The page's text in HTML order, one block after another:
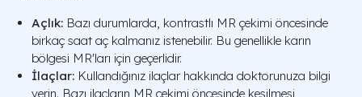
Açlık: Bazı durumlarda, kontrastlı MR çekimi öncesinde
birkaç saat aç kalmanız istenebilir. Bu genellikle karın
bölgesi MR'ları için geçerlidir.
İlaçlar: Kullandığınız ilaçlar hakkında doktorunuza bilgi
verin. Bazı ilaçların MR çekimi öncesinde kesilmesi